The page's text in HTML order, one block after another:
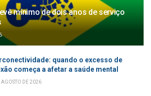
mínimo de dois anos de serviço
quando o excesso de
começa a afetar a saúde mental
AGOSTO DE 2026